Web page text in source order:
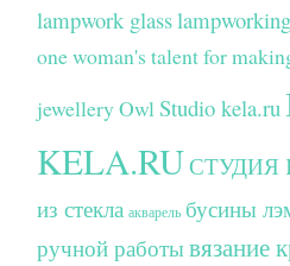
lampwork glasslampworking
one woman's talent for
jewelleryOwlStudio kela.ru
KELA.RUСТУДИЯ
из стекла акварель бусины
ручной работывязание